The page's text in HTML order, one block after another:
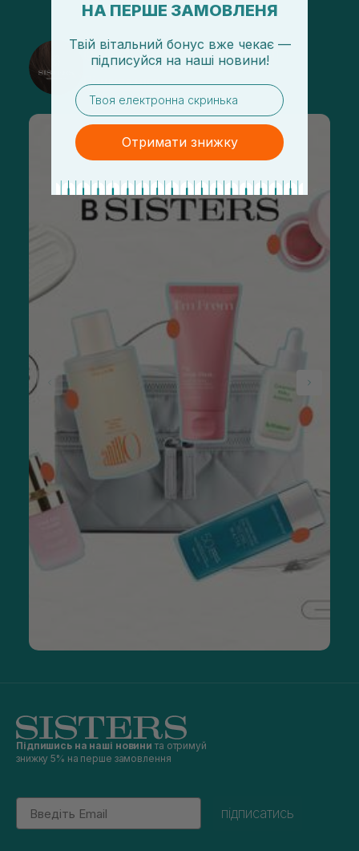
@sisters_stelmakh в Instagram
Підписатися
Підпишись на наші новини та отримуй
знижку 5% на перше замовлення
Email
підписатись
НА ПЕРШЕ ЗАМОВЛЕНЯ
Твій вітальний бонус вже чекає —
підписуйся на наші новини!
email
Отримати знижку